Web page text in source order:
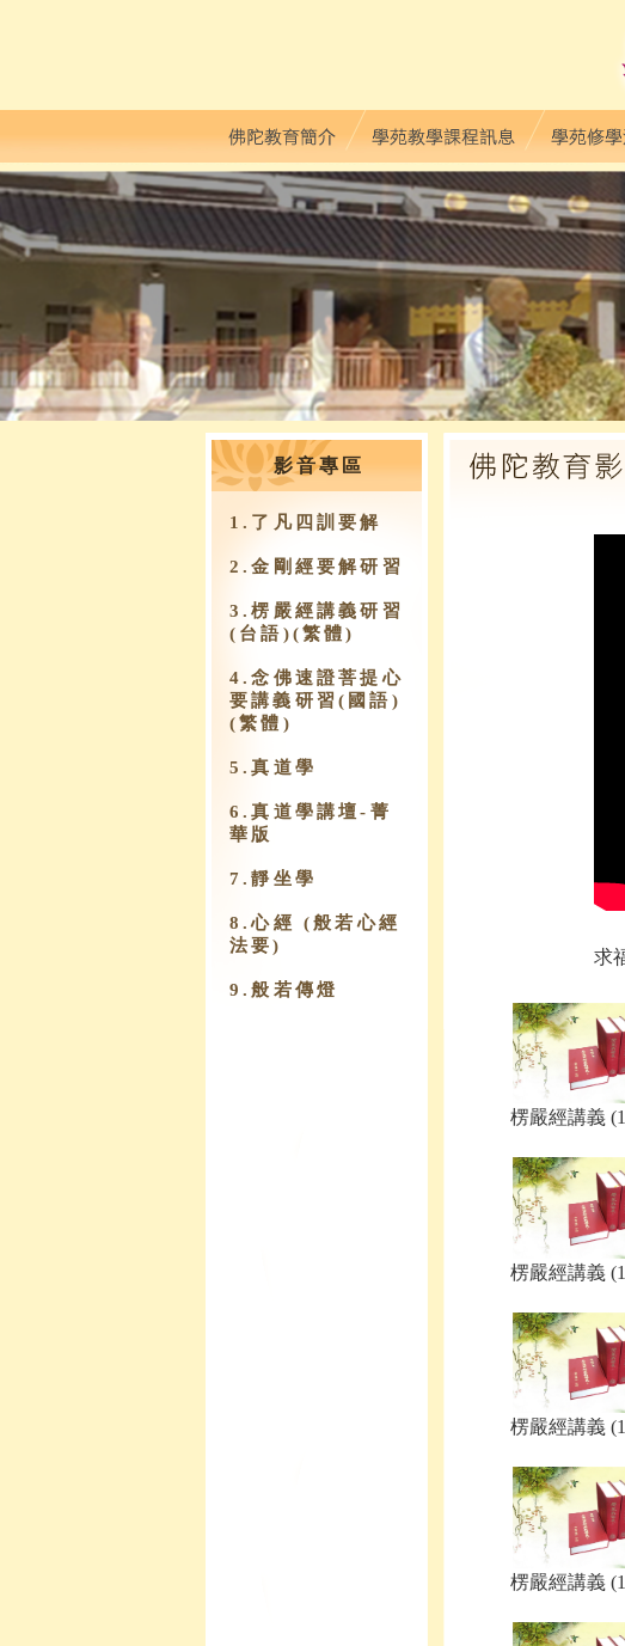
影音專區
1.了凡四訓要解
2.金剛經要解研習
3.楞嚴經講義研習
(台語)(繁體)
4.念佛速證菩提心
要講義研習(國語)
(繁體)
5.真道學
6.真道學講壇-菁
華版
7.靜坐學
8.心經 (般若心經
法要)
9.​般若傳燈
求
楞嚴經講義
楞嚴經講義
楞嚴經講義
楞嚴經講義